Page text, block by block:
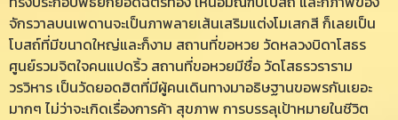
จักรวาลบนเพดานจะเป็นภาพลายเส้นเสริมแต่งโมเสกสี ก็เลยเป็น
โบสถ์ที่มีขนาดใหญ่และก็งาม สถานที่ขอหวย วัดหลวงบิดาโสธร
ศูนย์รวมจิตใจคนแปดริ้ว สถานที่ขอหวยมีชื่อ วัดโสธรวราราม
วรวิหาร เป็นวัดยอดฮิตที่มีผู้คนเดินทางมาอธิษฐานขอพรกันเยอะ
มากๆ ไม่ว่าจะเกิดเรื่องการค้า สุขภาพ การบรรลุเป้าหมายในชีวิต